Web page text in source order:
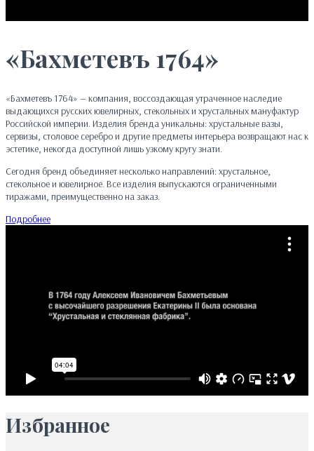
«Бахметевъ 1764»
«Бахметевъ 1764» — компания, воссоздающая утраченное наследие
выдающихся русских ювелирных, стекольных и хрустальных мануфактур
Российской империи. Изделия бренда уникальны: хрустальные вазы,
сервизы, столовое серебро и другие предметы интерьера возвращают нас к
эстетике, некогда доступной лишь узкому кругу знати.
Сегодня бренд объединяет несколько направлений: хрустальное,
стекольное и ювелирное. Все изделия выпускаются ограниченными
тиражами, преимущественно на заказ.
Подробнее
Избранное